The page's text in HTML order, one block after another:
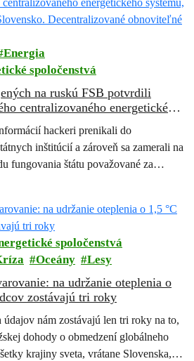
Energia
spoločenstvá
na ruskú FSB potvrdili
centralizovaného energetického
Slovensko.
zdroje sú cestou z krízy.
hackeri prenikali do
inštitúcií a zároveň sa zamerali na
fungovania štátu považované za
obranný…
spoločenstvá
Oceány Lesy
na udržanie oteplenia o
zostávajú tri roky
nám zostávajú len tri roky na to,
dohody o obmedzení globálneho
krajiny sveta, vrátane Slovenska,